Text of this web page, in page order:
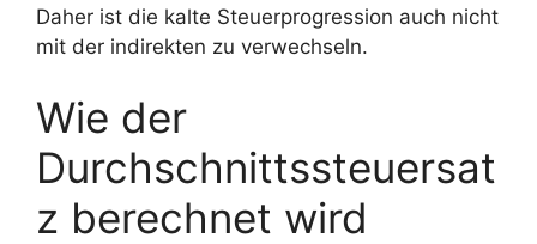
Daher ist die kalte Steuerprogression auch nicht
mit der indirekten zu verwechseln.
Wie der
Durchschnittssteuersat
z berechnet wird